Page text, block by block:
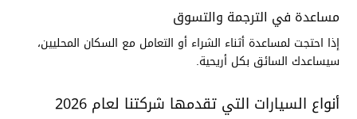
مساعدة في الترجمة والتسوق
إذا احتجت لمساعدة أثناء الشراء أو التعامل مع السكان المحليين،
سيساعدك السائق بكل أريحية.
أنواع السيارات التي تقدمها شركتنا لعام 2026